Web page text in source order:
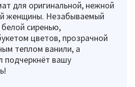
для оригинальной, нежной
женщины. Незабываемый
сиренью,
цветов, прозрачной
теплом ванили, а
подчеркнёт вашу